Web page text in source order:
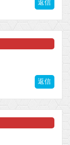
返信
返信